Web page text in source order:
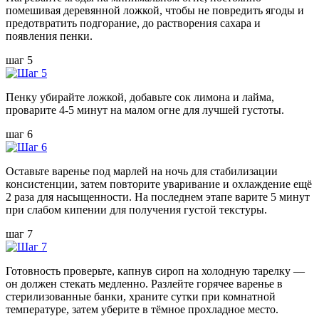
помешивая деревянной ложкой, чтобы не повредить ягоды и
предотвратить подгорание, до растворения сахара и
появления пенки.
шаг 5
Пенку убирайте ложкой, добавьте сок лимона и лайма,
проварите 4-5 минут на малом огне для лучшей густоты.
шаг 6
Оставьте варенье под марлей на ночь для стабилизации
консистенции, затем повторите уваривание и охлаждение ещё
2 раза для насыщенности. На последнем этапе варите 5 минут
при слабом кипении для получения густой текстуры.
шаг 7
Готовность проверьте, капнув сироп на холодную тарелку —
он должен стекать медленно. Разлейте горячее варенье в
стерилизованные банки, храните сутки при комнатной
температуре, затем уберите в тёмное прохладное место.